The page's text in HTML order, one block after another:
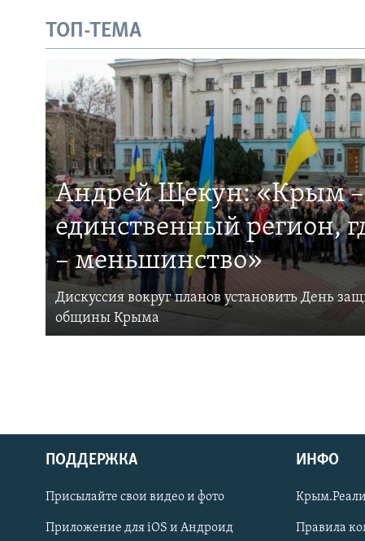
Українською
Qırımtatar
ТОП-ТЕМА
Андрей Щекун: «Крым –
единственный регион,
– меньшинство»
Дискуссия вокруг планов установить День
общины Крыма
ПОДДЕРЖКА
Присылайте свои видео и фото
Приложение для iOS и Андроид
ИНФО
Правила